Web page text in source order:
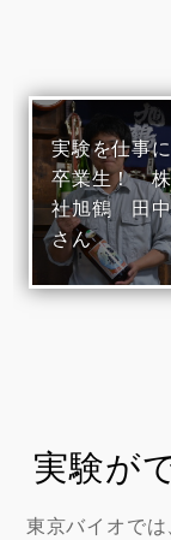
実験を仕事
卒業生！
社旭鶴 田
さん
実験が
東京バイオで